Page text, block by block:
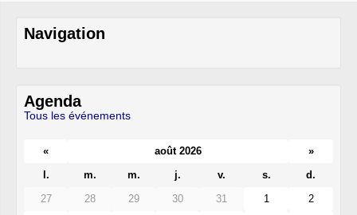
Navigation
Agenda
Tous les événements
« août 2026
»
l.
m. m. j. v. s.
d.
27
28 29 30 31 1
2